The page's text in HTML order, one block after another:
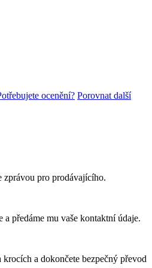
ocenění? Porovnat další
zprávou pro prodávajícího.
předáme mu vaše kontaktní údaje.
a dokončete bezpečný převod